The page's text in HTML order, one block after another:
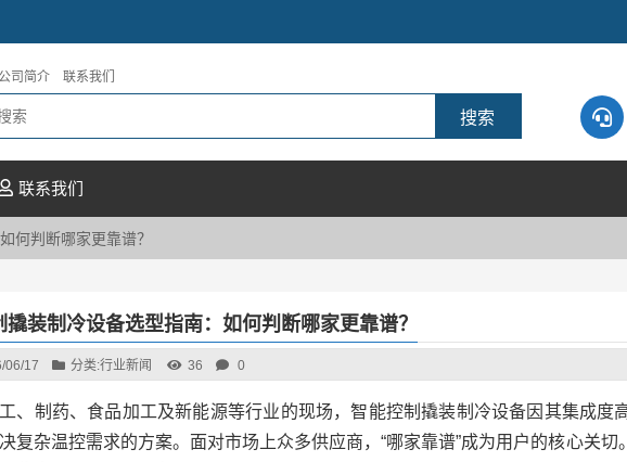
公司简介 联系我们
联系我们
何判断哪家更靠谱？
撬装制冷设备选型指南：如何判断哪家更靠谱？
06/17 分类:行业新闻 36 0
、制药、食品加工及新能源等行业的现场，智能控制撬装制冷设备因其集成度
复杂温控需求的方案。面对市场上众多供应商，“哪家靠谱”成为用户的核心关